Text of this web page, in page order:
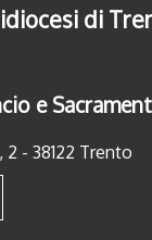
di
e
2 - 38122 Trento